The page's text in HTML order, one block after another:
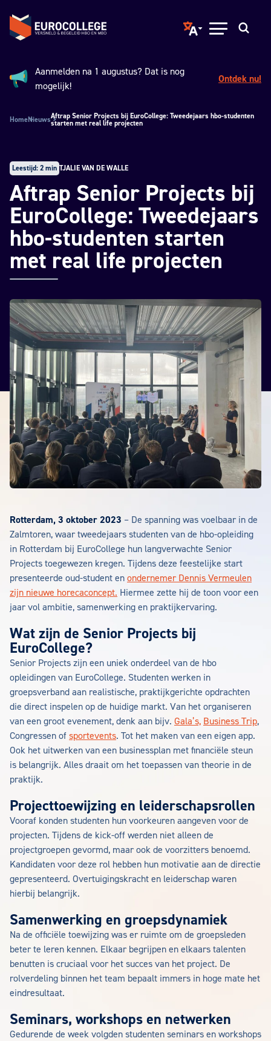
Spring naar hoofdinhoud
Terug naar de homepage
Translate page to
Open menu
Aankondiging:
Aanmelden na 1 augustus? Dat is nog
mogelijk!
Ontdek nu!
HomeNieuwsAftrap Senior Projects bij EuroCollege: Tweedejaars hbo-studenten
starten met real life projecten
Leestijd: 2 min TJALIE VAN DE WALLE
Aftrap Senior Projects bij
EuroCollege: Tweedejaars
hbo-studenten starten
met real life projecten
Rotterdam, 3 oktober 2023 – De spanning was voelbaar in de
Zalmtoren, waar tweedejaars studenten van de hbo-opleiding
in Rotterdam bij EuroCollege hun langverwachte Senior
Projects toegewezen kregen. Tijdens deze feestelijke start
presenteerde oud-student en ondernemer Dennis Vermeulen
zijn nieuwe horecaconcept. Hiermee zette hij de toon voor een
jaar vol ambitie, samenwerking en praktijkervaring.
Wat zijn de Senior Projects bij
EuroCollege?
Senior Projects zijn een uniek onderdeel van de hbo
opleidingen van EuroCollege. Studenten werken in
groepsverband aan realistische, praktijkgerichte opdrachten
die direct inspelen op de huidige markt. Van het organiseren
van een groot evenement, denk aan bijv. Gala’s, Business Trip,
Congressen of sportevents. Tot het maken van een eigen app.
Ook het uitwerken van een businessplan met financiële steun
is belangrijk. Alles draait om het toepassen van theorie in de
praktijk.
Projecttoewijzing en leiderschapsrollen
Vooraf konden studenten hun voorkeuren aangeven voor de
projecten. Tijdens de kick-off werden niet alleen de
projectgroepen gevormd, maar ook de voorzitters benoemd.
Kandidaten voor deze rol hebben hun motivatie aan de directie
gepresenteerd. Overtuigingskracht en leiderschap waren
hierbij belangrijk.
Samenwerking en groepsdynamiek
Na de officiële toewijzing was er ruimte om de groepsleden
beter te leren kennen. Elkaar begrijpen en elkaars talenten
benutten is cruciaal voor het succes van het project. De
rolverdeling binnen het team bepaalt immers in hoge mate het
eindresultaat.
Seminars, workshops en netwerken
Gedurende de week volgden studenten seminars en workshops